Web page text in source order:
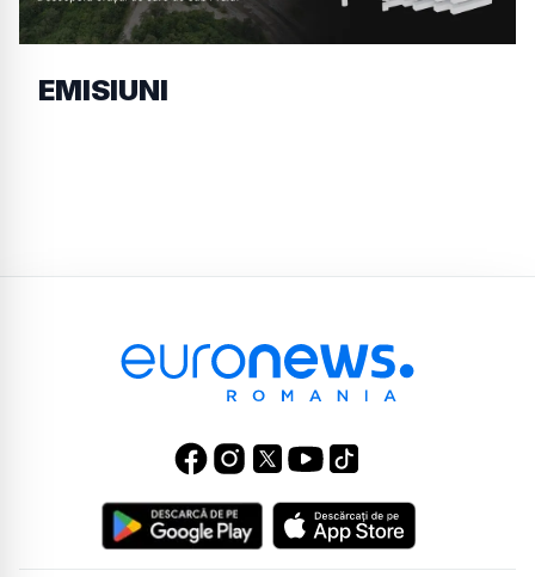
EMISIUNI